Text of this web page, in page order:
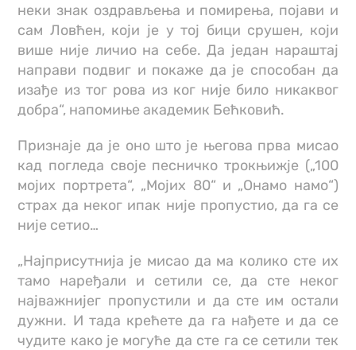
неки знак оздрављења и помирења, појави и
сам Ловћен, који је у тој бици срушен, који
више није личио на себе. Да један нараштај
направи подвиг и покаже да је способан да
изађе из тог рова из ког није било никаквог
добра“, напомиње академик Бећковић.
Признаје да је оно што је његова прва мисао
кад погледа своје песничко трокњижје („100
мојих портрета“, „Мојих 80“ и „Онамо намо“)
страх да неког ипак није пропустио, да га се
није сетио…
„Најприсутнија је мисао да ма колико сте их
тамо наређали и сетили се, да сте неког
најважнијег пропустили и да сте им остали
дужни. И тада крећете да га нађете и да се
чудите како је могуће да сте га се сетили тек